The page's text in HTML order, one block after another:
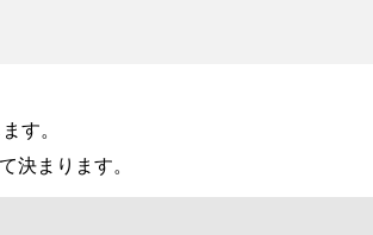
す。
決まります。